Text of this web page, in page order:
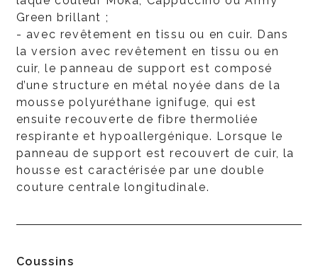
Green brillant ;
- avec revêtement en tissu ou en cuir. Dans
la version avec revêtement en tissu ou en
cuir, le panneau de support est composé
d’une structure en métal noyée dans de la
mousse polyuréthane ignifuge, qui est
ensuite recouverte de fibre thermoliée
respirante et hypoallergénique. Lorsque le
panneau de support est recouvert de cuir, la
housse est caractérisée par une double
couture centrale longitudinale.
Coussins